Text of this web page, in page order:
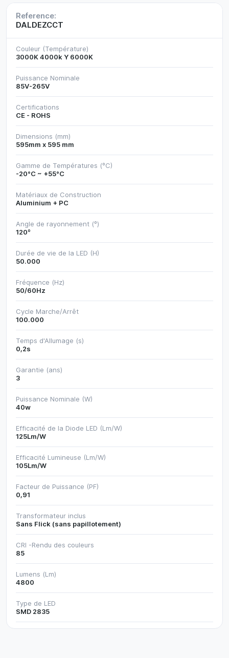
Reference:
DALDEZCCT
Couleur (Température)
3000K 4000k Y 6000K
Puissance Nominale
85V-265V
Certifications
CE - ROHS
Dimensions (mm)
595mm x 595 mm
Gamme de Températures (ºC)
-20°C ~ +55°C
Matériaux de Construction
Aluminium + PC
Angle de rayonnement (º)
120º
Durée de vie de la LED (H)
50.000
Fréquence (Hz)
50/60Hz
Cycle Marche/Arrêt
100.000
Temps d'Allumage (s)
0,2s
Garantie (ans)
3
Puissance Nominale (W)
40w
Efficacité de la Diode LED (Lm/W)
125Lm/W
Efficacité Lumineuse (Lm/W)
105Lm/W
Facteur de Puissance (PF)
0,91
Transformateur inclus
Sans Flick (sans papillotement)
CRI -Rendu des couleurs
85
Lumens (Lm)
4800
Type de LED
SMD 2835